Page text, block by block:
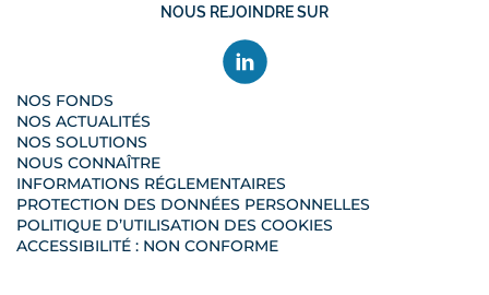
NOUS REJOINDRE SUR
NOS FONDS
NOS ACTUALITÉS
NOS SOLUTIONS
NOUS CONNAÎTRE
INFORMATIONS RÉGLEMENTAIRES
PROTECTION DES DONNÉES PERSONNELLES
POLITIQUE D’UTILISATION DES COOKIES
ACCESSIBILITÉ : NON CONFORME